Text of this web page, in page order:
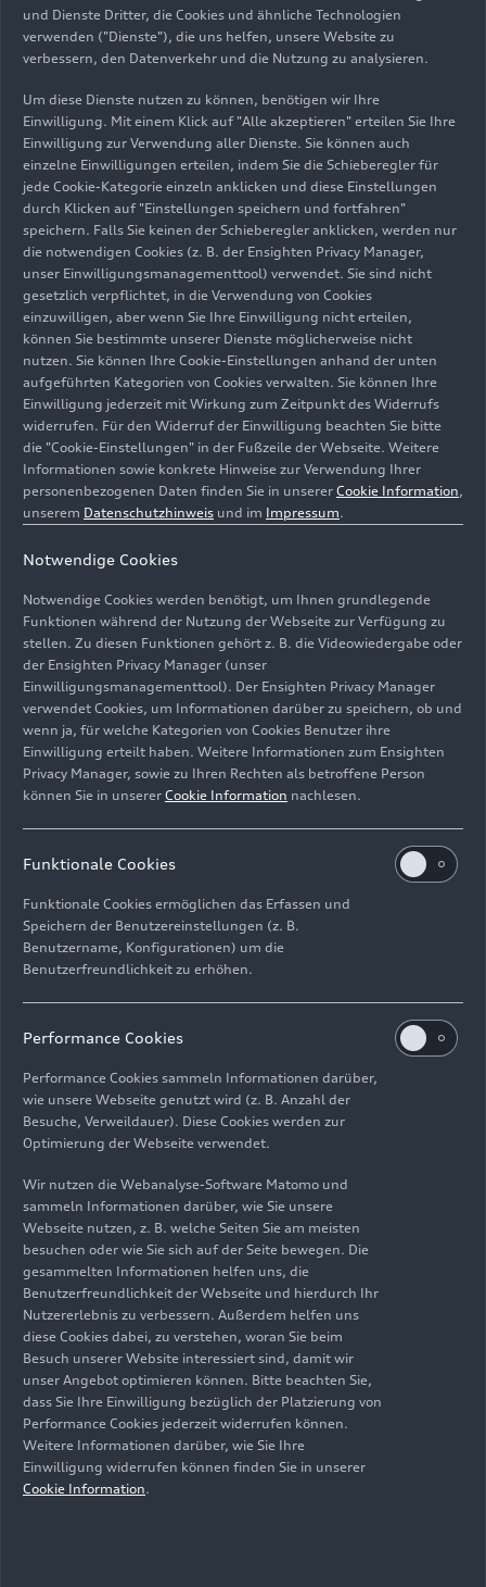
Bentley 15.174 außergewöhnliche Fahrzeuge
auslieferte – erstmals verkaufte das
Unternehmen mehr als 15.000 Fahrzeuge im
Transformation des Unternehmens ist Basis für
das zukünftige Investitionsprogramm, das im
Luxusautomobil-Segment absolut konkurrenzlos
ist und mit dem sich Bentley innerhalb nur eines
Jahrzehnts vom weltweit größten Produzenten
von Zwölfzylindermotoren zum reinen
Elektrofahrzeughersteller entwickeln wird.
Die operative Umsatzrendite kletterte im Jahr
2022 auf 20,9 Prozent − ein beeindruckender
Anstieg gegenüber 13,7 Prozent im Jahr 2021
und die bisher beste Rendite in der 104-jährigen
Geschichte von Bentley. Dieser Anstieg ist darauf
zurückzuführen, dass die Kunden sich für höher
ausgestattete Modellversionen entschieden
haben und auch die vielfältigen
Individualisierungs­möglichkeiten intensiver
nutzten. Ebenso entschieden sie sich verstärkt für
Sammlerstücke.
Adrian Hallmark, Chairman und Chief Executive
von Bentley Motors: „Seit dem Tiefpunkt im Jahr
2018 arbeitete das gesamte Team in Crewe
intensiv an der Umstrukturierung des
Geschäftsmodells. Gleichzeitig wurden sukzessive
neue, branchenführende Modelle und Funktionen
„Trotz einer beispiellosen Phase mit vielen
Herausforderungen und Krisen wie dem Brexit,
Corona, Engpässen bei der Halbleiter-Versorgung,
dem Krieg in der Ukraine und der wirtschaftlichen
Instabilität im Vereinigten Königreich konnten
wir seit 2018 eine Ertragswende in Höhe von fast
„Es gelang uns, eine langfristig tragfähige
finanzielle Basis zu schaffen, mit einer
wettbewerbsfähigen Kostenstruktur sowie einer
einzigartigen Marktposition. So konnten wir
einen historisch starken Cashflow generieren, der
uns bei der Finanzierung des ehrgeizigen Rennens
auf dem Weg zu kompletter CO2-Neutralität und
klimaneutralen Elektrofahrzeugen im
Luxussektor unterstützt. Unser Auftragsbestand
und die bisherigen Bestelleingänge im Jahr 2023
zeigen das sehr vielversprechende Potenzial,
diesen Leistungstrend aufrechterhalten zu
können – trotz eines zunehmend volatilen
Geschäfts­umfelds und zusätzlicher
Risikofaktoren.“
und Dienste Dritter, die Cookies und ähnliche Technologien
verwenden ("Dienste"), die uns helfen, unsere Website zu
verbessern, den Datenverkehr und die Nutzung zu analysieren.
Um diese Dienste nutzen zu können, benötigen wir Ihre
Einwilligung. Mit einem Klick auf "Alle akzeptieren" erteilen Sie Ihre
Einwilligung zur Verwendung aller Dienste. Sie können auch
einzelne Einwilligungen erteilen, indem Sie die Schieberegler für
jede Cookie-Kategorie einzeln anklicken und diese Einstellungen
durch Klicken auf "Einstellungen speichern und fortfahren"
speichern. Falls Sie keinen der Schieberegler anklicken, werden nur
die notwendigen Cookies (z. B. der Ensighten Privacy Manager,
unser Einwilligungsmanagementtool) verwendet. Sie sind nicht
gesetzlich verpflichtet, in die Verwendung von Cookies
einzuwilligen, aber wenn Sie Ihre Einwilligung nicht erteilen,
können Sie bestimmte unserer Dienste möglicherweise nicht
nutzen. Sie können Ihre Cookie-Einstellungen anhand der unten
aufgeführten Kategorien von Cookies verwalten. Sie können Ihre
Einwilligung jederzeit mit Wirkung zum Zeitpunkt des Widerrufs
widerrufen. Für den Widerruf der Einwilligung beachten Sie bitte
die "Cookie-Einstellungen" in der Fußzeile der Webseite. Weitere
Informationen sowie konkrete Hinweise zur Verwendung Ihrer
personenbezogenen Daten finden Sie in unserer Cookie Information,
unserem Datenschutzhinweis und im Impressum.
Notwendige Cookies
Notwendige Cookies werden benötigt, um Ihnen grundlegende
Funktionen während der Nutzung der Webseite zur Verfügung zu
stellen. Zu diesen Funktionen gehört z. B. die Videowiedergabe oder
der Ensighten Privacy Manager (unser
Einwilligungsmanagementtool). Der Ensighten Privacy Manager
verwendet Cookies, um Informationen darüber zu speichern, ob und
wenn ja, für welche Kategorien von Cookies Benutzer ihre
Einwilligung erteilt haben. Weitere Informationen zum Ensighten
Privacy Manager, sowie zu Ihren Rechten als betroffene Person
können Sie in unserer Cookie Information nachlesen.
Funktionale Cookies
Funktionale Cookies ermöglichen das Erfassen und
Speichern der Benutzereinstellungen (z. B.
Benutzername, Konfigurationen) um die
Benutzerfreundlichkeit zu erhöhen.
Performance Cookies
Performance Cookies sammeln Informationen darüber,
wie unsere Webseite genutzt wird (z. B. Anzahl der
Besuche, Verweildauer). Diese Cookies werden zur
Optimierung der Webseite verwendet.
Wir nutzen die Webanalyse-Software Matomo und
sammeln Informationen darüber, wie Sie unsere
Webseite nutzen, z. B. welche Seiten Sie am meisten
besuchen oder wie Sie sich auf der Seite bewegen. Die
gesammelten Informationen helfen uns, die
Benutzerfreundlichkeit der Webseite und hierdurch Ihr
Nutzererlebnis zu verbessern. Außerdem helfen uns
diese Cookies dabei, zu verstehen, woran Sie beim
Besuch unserer Website interessiert sind, damit wir
unser Angebot optimieren können. Bitte beachten Sie,
dass Sie Ihre Einwilligung bezüglich der Platzierung von
Performance Cookies jederzeit widerrufen können.
Weitere Informationen darüber, wie Sie Ihre
Einwilligung widerrufen können finden Sie in unserer
Cookie Information.